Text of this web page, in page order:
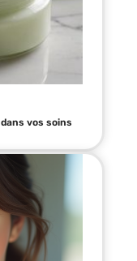
vos soins